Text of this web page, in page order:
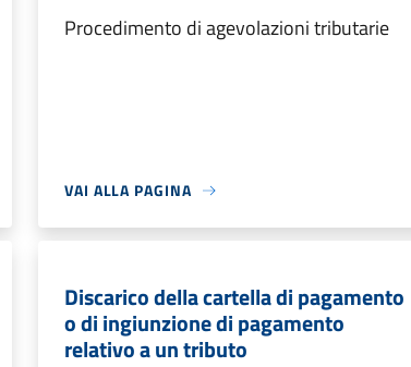
Procedimento di agevolazioni tributarie
VAI ALLA PAGINA
Discarico della cartella di pagamento
o di ingiunzione di pagamento
relativo a un tributo